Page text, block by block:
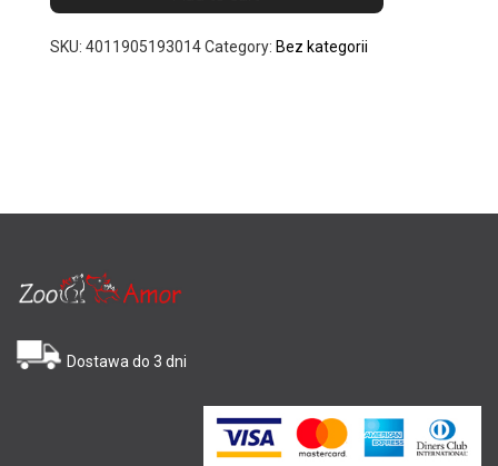
SKU: 4011905193014Category: Bez kategorii
Dostawa do 3 dni